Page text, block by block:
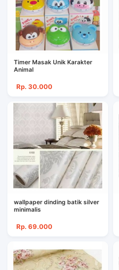
Timer Masak Unik Karakter
Animal
Rp. 30.000
wallpaper dinding batik silver
minimalis
Rp. 69.000